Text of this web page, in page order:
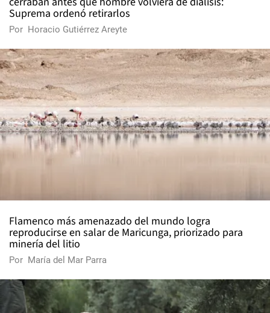
Suprema ordenó retirarlos
Por Horacio Gutiérrez Areyte
Flamenco más amenazado del mundo logra
reproducirse en salar de Maricunga, priorizado para
minería del litio
Por María del Mar Parra